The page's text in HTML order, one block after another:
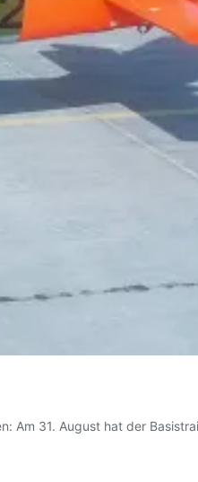
Am 31. August hat der